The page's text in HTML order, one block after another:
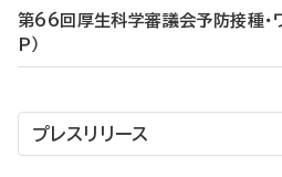
第66回厚生科学審議会予防接種・
P）
プレスリリース